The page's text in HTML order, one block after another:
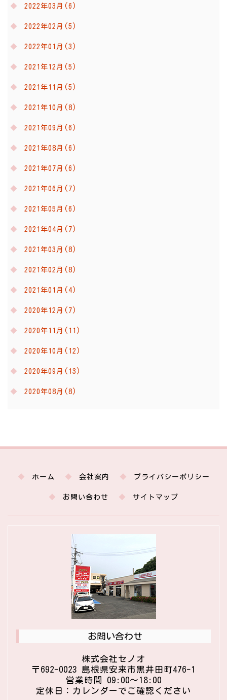
2022年03月(6)
2022年02月(5)
2022年01月(3)
2021年12月(5)
2021年11月(5)
2021年10月(8)
2021年09月(6)
2021年08月(6)
2021年07月(6)
2021年06月(7)
2021年05月(6)
2021年04月(7)
2021年03月(8)
2021年02月(8)
2021年01月(4)
2020年12月(7)
2020年11月(11)
2020年10月(12)
2020年09月(13)
2020年08月(8)
ホーム 会社案内 プライバシーポリシー
お問い合わせ サイトマップ
お問い合わせ
株式会社セノオ
〒692-0023 島根県安来市黒井田町476-1
営業時間 09:00〜18:00
定休日：カレンダーでご確認ください